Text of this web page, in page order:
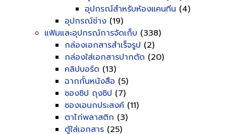
อุปกรณ์สำหรับห้องแคนทีน (4)
อุปกรณ์ช่าง (19)
แฟ้มและอุปกรณ์การจัดเก็บ (338)
กล่องเอกสารสำเร็จรูป (2)
กล่องใส่เอกสารปากตัด (20)
คลิปบอร์ด (13)
ฉากกั้นหนังสือ (5)
ซองซิป ถุงซิป (7)
ซองเอนกประสงค์ (11)
ตาไก่พลาสติก (3)
ตู้ใส่เอกสาร (25)